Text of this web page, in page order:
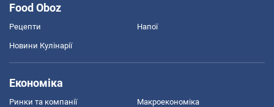
Food Oboz
Рецепти Напої
Новини Кулінарії
Економіка
Ринки та компанії Макроекономіка